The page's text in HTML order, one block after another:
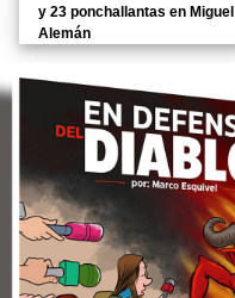
y 23 ponchallantas en Miguel
Alemán